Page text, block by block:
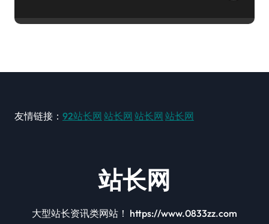
友情链接： 92站长网 站长网 站长网 站长网
站长网
大型站长资讯类网站！ https://www.0833zz.com